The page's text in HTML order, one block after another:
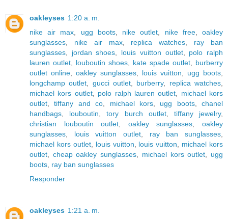
oakleyses 1:20 a. m.
nike air max
ugg boots, nike outlet nike free,oakley
sunglasses
nike air max, replica watches
ray ban
sunglasses
jordan shoes louis vuitton outlet, polo ralph
lauren outlet
louboutin shoes kate spade outlet
burberry
outlet online
oakley sunglasses louis vuitton ugg boots
longchamp outlet
gucci outlet burberry, replica watches
michael kors outlet, polo ralph lauren outlet
michael kors
outlet ,tiffany and co michael kors, ugg boots, chanel
handbags
louboutin ,tory burch outlet, tiffany jewelry,
christian louboutin outlet
oakley sunglasses ,oakley
sunglasses
louis vuitton outlet ray ban sunglasses
michael kors outlet, louis vuitton louis vuitton
michael kors
outlet
cheap oakley sunglasses michael kors outlet
ugg
boots ray ban sunglasses
Responder
oakleyses 1:21 a. m.